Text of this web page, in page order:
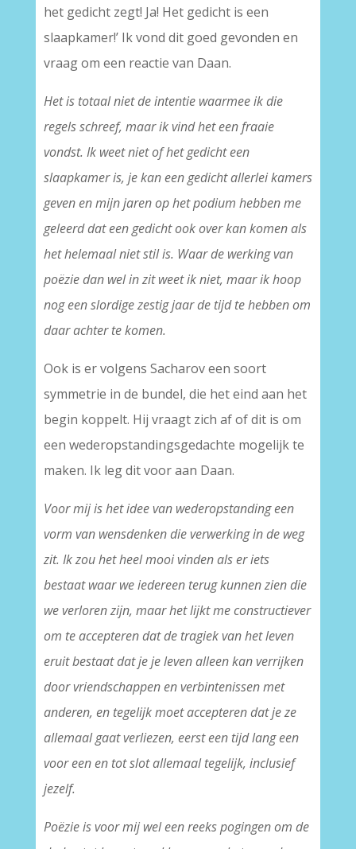
het gedicht zegt! Ja! Het gedicht is een
slaapkamer!’ Ik vond dit goed gevonden en
vraag om een reactie van Daan.
Het is totaal niet de intentie waarmee ik die
regels schreef, maar ik vind het een fraaie
vondst. Ik weet niet of het gedicht een
slaapkamer is, je kan een gedicht allerlei kamers
geven en mijn jaren op het podium hebben me
geleerd dat een gedicht ook over kan komen als
het helemaal niet stil is. Waar de werking van
poëzie dan wel in zit weet ik niet, maar ik hoop
nog een slordige zestig jaar de tijd te hebben om
daar achter te komen.
Ook is er volgens Sacharov een soort
symmetrie in de bundel, die het eind aan het
begin koppelt. Hij vraagt zich af of dit is om
een wederopstandingsgedachte mogelijk te
maken. Ik leg dit voor aan Daan.
Voor mij is het idee van wederopstanding een
vorm van wensdenken die verwerking in de weg
zit. Ik zou het heel mooi vinden als er iets
bestaat waar we iedereen terug kunnen zien die
we verloren zijn, maar het lijkt me constructiever
om te accepteren dat de tragiek van het leven
eruit bestaat dat je je leven alleen kan verrijken
door vriendschappen en verbintenissen met
anderen, en tegelijk moet accepteren dat je ze
allemaal gaat verliezen, eerst een tijd lang een
voor een en tot slot allemaal tegelijk, inclusief
jezelf.
Poëzie is voor mij wel een reeks pogingen om de